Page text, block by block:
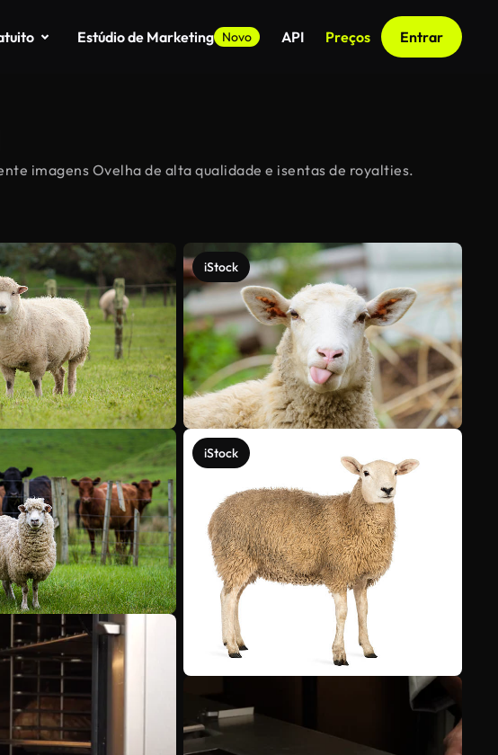
Estúdio de Marketing Novo API Preços Entrar
imagens Ovelha de alta qualidade e isentas de royalties.
iStock
iStock